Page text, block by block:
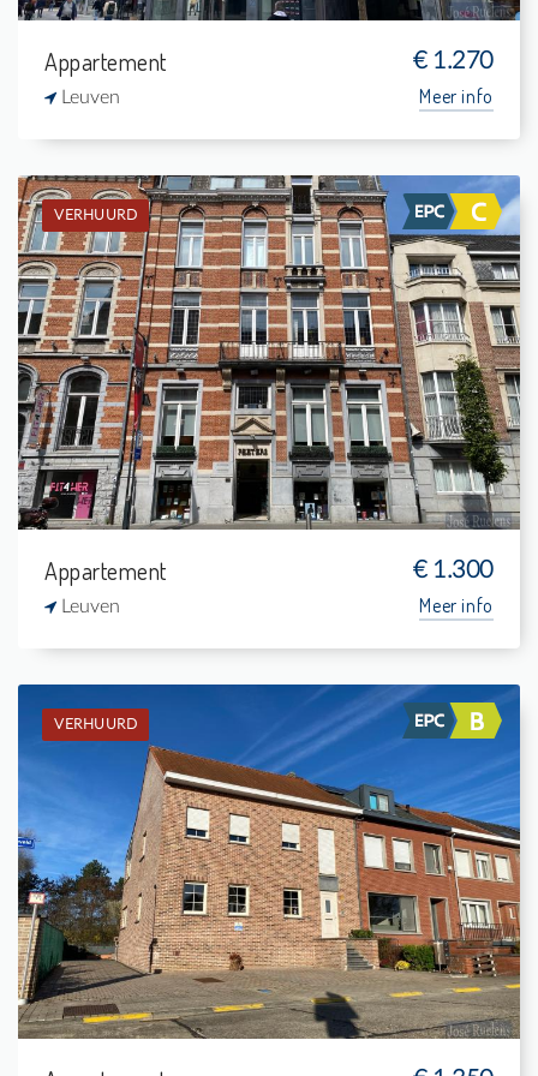
Appartement € 1.270
Leuven Meer info
VERHUURD
Verhuurd: Appartement
3
4 m²
1
127 m²
Appartement € 1.300
Leuven Meer info
VERHUURD
Verhuurd: Duplex
4
14 m²
-
139 m²